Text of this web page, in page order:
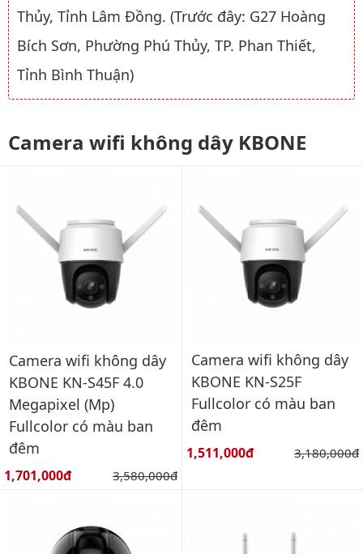
Thủy, Tỉnh Lâm Đồng. (Trước đây: G27 Hoàng
Bích Sơn, Phường Phú Thủy, TP. Phan Thiết,
Tỉnh Bình Thuận)
Camera wifi không dây KBONE
Camera wifi không dây
KBONE KN-S45F 4.0
Megapixel (Mp)
Fullcolor có màu ban
đêm
Giá bán:
1,701,000đ Giá gốc:
3,580,000đ
Camera wifi không dây
KBONE KN-S25F
Fullcolor có màu ban
đêm
Giá bán:
1,511,000đ Giá gốc:
3,180,000đ